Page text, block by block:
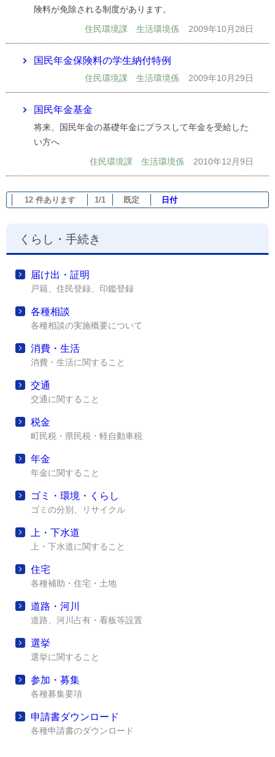
険料が免除される制度があります。
住民環境課 生活環境係 2009年10月28日
国民年金保険料の学生納付特例
住民環境課 生活環境係 2009年10月29日
国民年金基金
将来、国民年金の基礎年金にプラスして年金を受給した
い方へ
住民環境課 生活環境係 2010年12月9日
12 件あります 1/1 既定 日付
くらし・手続き
届け出・証明
戸籍、住民登録、印鑑登録
各種相談
各種相談の実施概要について
消費・生活
消費・生活に関すること
交通
交通に関すること
税金
町民税・県民税・軽自動車税
年金
年金に関すること
ゴミ・環境・くらし
ゴミの分別、リサイクル
上・下水道
上・下水道に関すること
住宅
各種補助・住宅・土地
道路・河川
道路、河川占有・看板等設置
選挙
選挙に関すること
参加・募集
各種募集要項
申請書ダウンロード
各種申請書のダウンロード